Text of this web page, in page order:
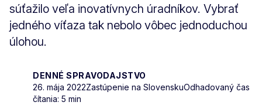
súťažilo veľa inovatívnych úradníkov. Vybrať
jedného víťaza tak nebolo vôbec jednoduchou
úlohou.
DENNÉ SPRAVODAJSTVO
26. mája 2022Zastúpenie na SlovenskuOdhadovaný čas
čítania: 5 min